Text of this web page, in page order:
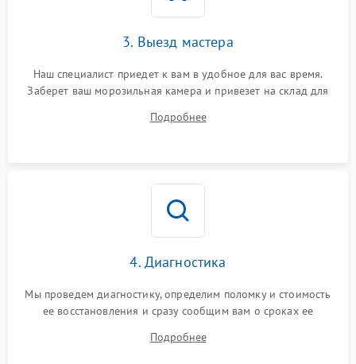
3. Выезд мастера
Наш специалист приедет к вам в удобное для вас время.
Заберет ваш морозильная камера и привезет на склад для
Подробнее
4. Диагностика
Мы проведем диагностику, определим поломку и стоимость
ее восстановления и сразу сообщим вам о сроках ее
Подробнее